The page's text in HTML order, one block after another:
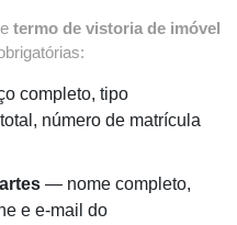
termo de vistoria de imóvel
completo, tipo
número de matrícula
— nome completo,
e e-mail do